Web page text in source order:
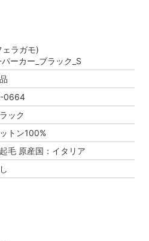
ェラガモ)
ーカー_ブラック_S
0664
ック
トン100%
毛 原産国：イタリア